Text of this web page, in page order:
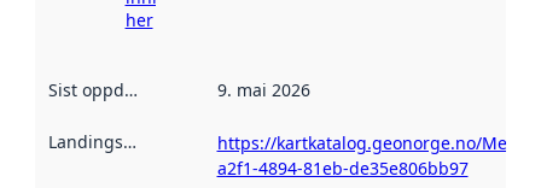
her
Sist oppdatert 9. mai 2026
Landingsside
https://kartkatalog.geonorge.no/
a2f1-4894-81eb-de35e806bb97